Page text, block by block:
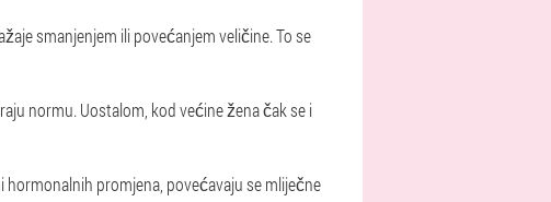
smanjenjem ili povećanjem veličine. To se
normu. Uostalom, kod većine žena čak se i
hormonalnih promjena, povećavaju se mliječne